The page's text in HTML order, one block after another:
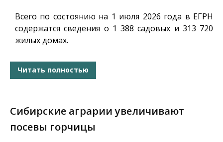
Всего по состоянию на 1 июля 2026 года в ЕГРН
содержатся сведения о 1 388 садовых и 313 720
жилых домах.
Читать полностью
Сибирские аграрии увеличивают
посевы горчицы